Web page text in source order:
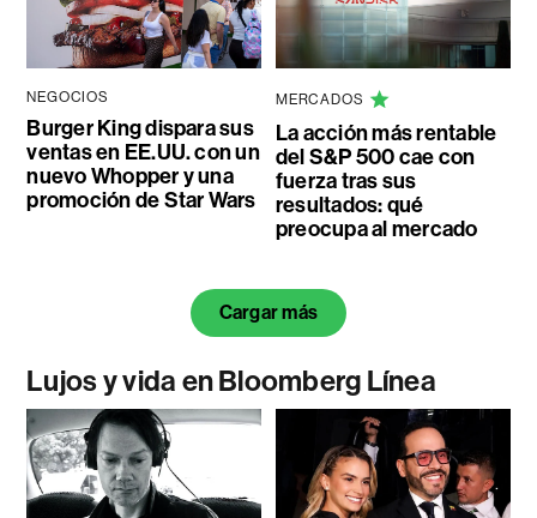
NEGOCIOS
Burger King dispara sus
ventas en EE.UU. con un
nuevo Whopper y una
promoción de Star Wars
MERCADOS
La acción más rentable
del S&P 500 cae con
fuerza tras sus
resultados: qué
preocupa al mercado
Cargar más
Lujos y vida en Bloomberg Línea